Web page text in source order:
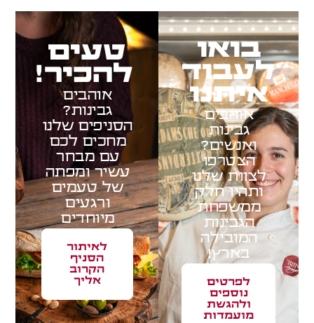
בואו
לעבוד
איתנו
אוהבים
גבינות
ואנשים?
הצטרפו
לצוות שלנו
ותהיו חלק
ממשפחת
הגבינות
המובילה
בארץ!
לפרטים
נוספים
ולהגשת
מועמדות
טעים
להכיר!
אוהבים
גבינות?
הסניפים שלנו
מחכים לכם
עם מבחר
עשיר ומפתה
של טעמים
ורגעים
מיוחדים
לאיתור
הסניף
הקרוב
אליך